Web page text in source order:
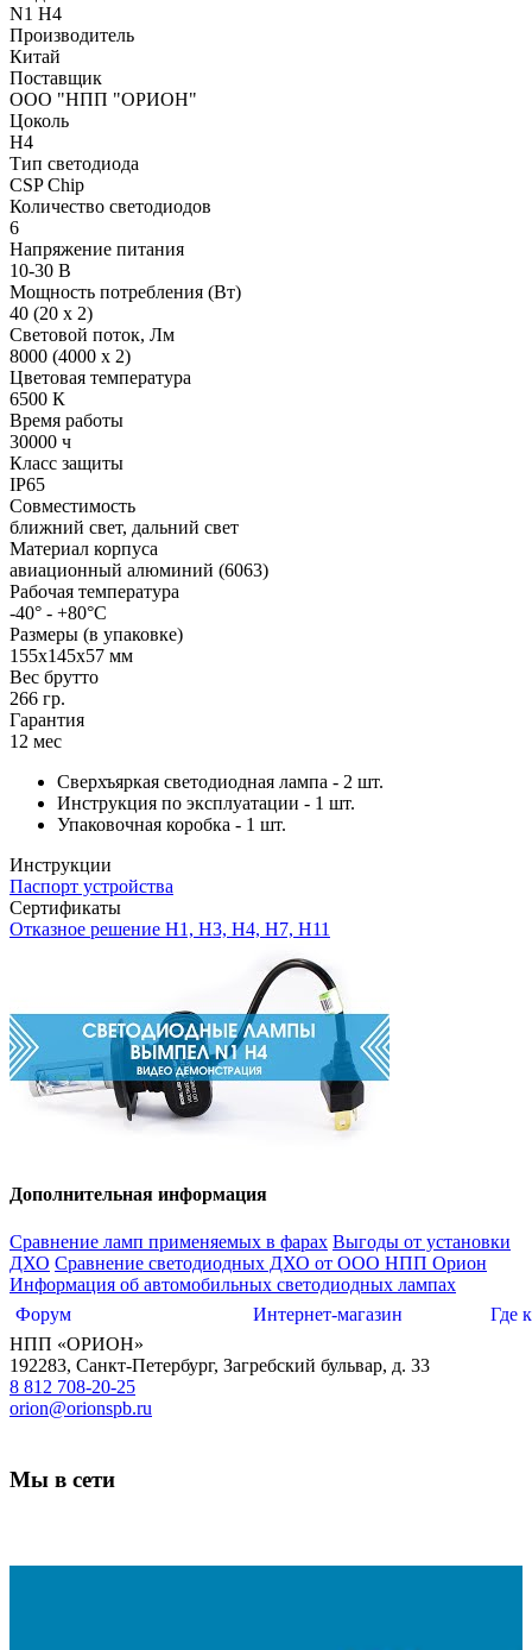
N1 H4
Производитель
Китай
Поставщик
ООО "НПП "ОРИОН"
Цоколь
H4
Тип светодиода
CSP Chip
Количество светодиодов
6
Напряжение питания
10-30 В
Мощность потребления (Вт)
40 (20 х 2)
Световой поток, Лм
8000 (4000 х 2)
Цветовая температура
6500 К
Время работы
30000 ч
Класс защиты
IP65
Совместимость
ближний свет, дальний свет
Материал корпуса
авиационный алюминий (6063)
Рабочая температура
-40° - +80°С
Размеры (в упаковке)
155x145x57 мм
Вес брутто
266 гр.
Гарантия
12 мес
Сверхъяркая светодиодная лампа - 2 шт.
Инструкция по эксплуатации - 1 шт.
Упаковочная коробка - 1 шт.
Инструкции
Паспорт устройства
Сертификаты
Отказное решение H1, H3, H4, H7, H11
Дополнительная информация
Сравнение ламп применяемых в фарах Выгоды от установки
ДХО Сравнение светодиодных ДХО от ООО НПП Орион
Информация об автомобильных светодиодных лампах
Форум
Интернет-магазин
Где
НПП «ОРИОН»
192283, Санкт-Петербург, Загребский бульвар, д. 33
8 812 708-20-25
orion@orionspb.ru
Мы в сети